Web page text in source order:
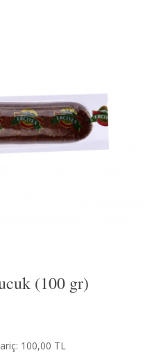
(100 gr)
100,00 TL